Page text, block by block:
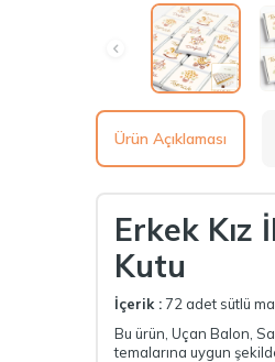
Ürün Açıklaması
Erkek
Kutu
İçerik : 72 adet sütlü
Bu ürün, Uçan Balon,
temalarına uygun